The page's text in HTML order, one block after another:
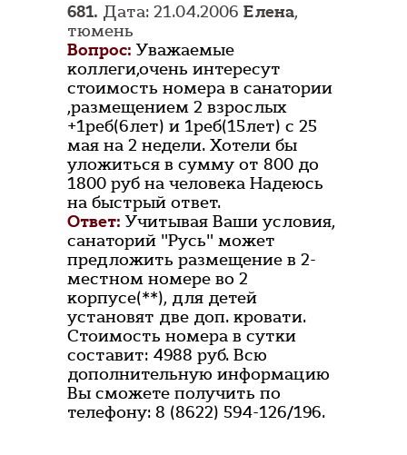
681. Дата: 21.04.2006 Елена,
тюмень
Вопрос: Уважаемые
коллеги,очень интересут
стоимость номера в санатории
,размещением 2 взрослых
+1реб(6лет) и 1реб(15лет) с 25
мая на 2 недели. Хотели бы
уложиться в сумму от 800 до
1800 руб на человека Надеюсь
на быстрый ответ.
Ответ: Учитывая Ваши условия,
санаторий "Русь" может
предложить размещение в 2-
местном номере во 2
корпусе(**), для детей
установят две доп. кровати.
Стоимость номера в сутки
составит: 4988 руб. Всю
дополнительную информацию
Вы сможете получить по
телефону: 8 (8622) 594-126/196.